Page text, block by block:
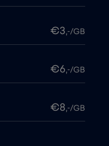
€3,-/GB
€6,-/GB
€8,-/GB